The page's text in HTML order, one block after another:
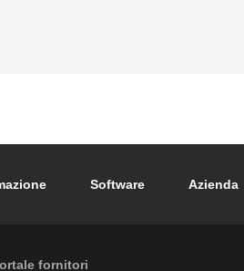
navigation
Software Azienda
fornitori